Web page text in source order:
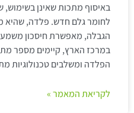
באיסוף מתכות שאינן בשימוש,
לחומר גלם חדש. פלדה, שהיא
הגבלה, מאפשרת חיסכון
במרכז הארץ, קיימים מספר
הפלדה ומשלבים טכנולוגיות
לקריאת המאמר »